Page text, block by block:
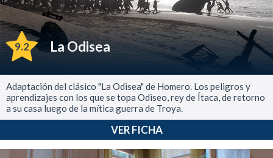
9.2 La Odisea
Adaptación del clásico "La Odisea" de Homero. Los peligros y
aprendizajes con los que se topa Odiseo, rey de Ítaca, de retorno
a su casa luego de la mítica guerra de Troya.
VER FICHA